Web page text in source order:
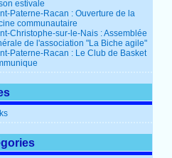
estivale
Paterne-Racan : Ouverture de la
communautaire
Christophe-sur-le-Nais : Assemblée
de l'association "La Biche agile"
Paterne-Racan : Le Club de Basket